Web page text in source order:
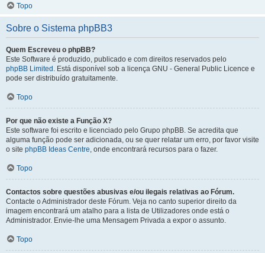
Topo
Sobre o Sistema phpBB3
Quem Escreveu o phpBB?
Este Software é produzido, publicado e com direitos reservados pelo
phpBB Limited . Está disponível sob a licença GNU - General Public Licence e
pode ser distribuído gratuitamente.
Topo
Por que não existe a Função X?
Este software foi escrito e licenciado pelo Grupo phpBB. Se acredita que
alguma função pode ser adicionada, ou se quer relatar um erro, por favor visite
o site phpBB Ideas Centre, onde encontrará recursos para o fazer.
Topo
Contactos sobre questões abusivas e/ou ilegais relativas ao Fórum.
Contacte o Administrador deste Fórum. Veja no canto superior direito da
imagem encontrará um atalho para a lista de Utilizadores onde está o
Administrador. Envie-lhe uma Mensagem Privada a expor o assunto.
Topo